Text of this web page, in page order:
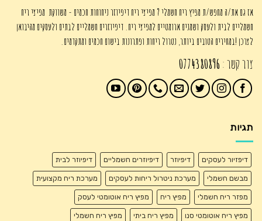
אז גם את/ה מחפש/ת מפיץ ריח חשמלי ? מפיצי ריח דיפיוזר ניחוחות חכמים - משווקת מפיצי ריח
חשמליים לבית ולעסק ושמנים ארומטיים למפיצי ריח. דיפיוזרים חשמליים לבתים ולעסקים מהיבואן
לצרכן !במחירים הטובים ביותר, נטרול ריחות ופתרונות בישום חכמים ומתקדמים.
צור קשר : 0774380896
תגיות
דיפזיור לעסקים דיפיוזר דיפיוזרים חשמליים דיפיוזר לבית
מבשם חשמלי מערכת ניטרול ריחות לעסקים מערכת ריח מקצועית
מפזר ריח חשמלי מפיץ ריח מפיץ ריח אוטומטי לעסק
מפיץ ריח אוטומטי סנו מפיץ ריח ביתי מפיץ ריח חשמלי